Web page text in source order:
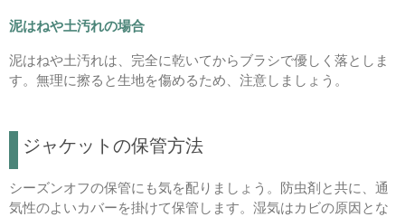
泥はねや土汚れの場合
泥はねや土汚れは、完全に乾いてからブラシで優しく落としま
す。無理に擦ると生地を傷めるため、注意しましょう。
ジャケットの保管方法
シーズンオフの保管にも気を配りましょう。防虫剤と共に、通
気性のよいカバーを掛けて保管します。湿気はカビの原因とな